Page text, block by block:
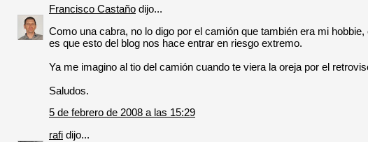
Francisco Castaño dijo...
Como una cabra, no lo digo por el camión que también era mi
es que esto del blog nos hace entrar en riesgo extremo.
Ya me imagino al tio del camión cuando te viera la oreja por el
Saludos.
5 de febrero de 2008 a las 15:29
rafi dijo...